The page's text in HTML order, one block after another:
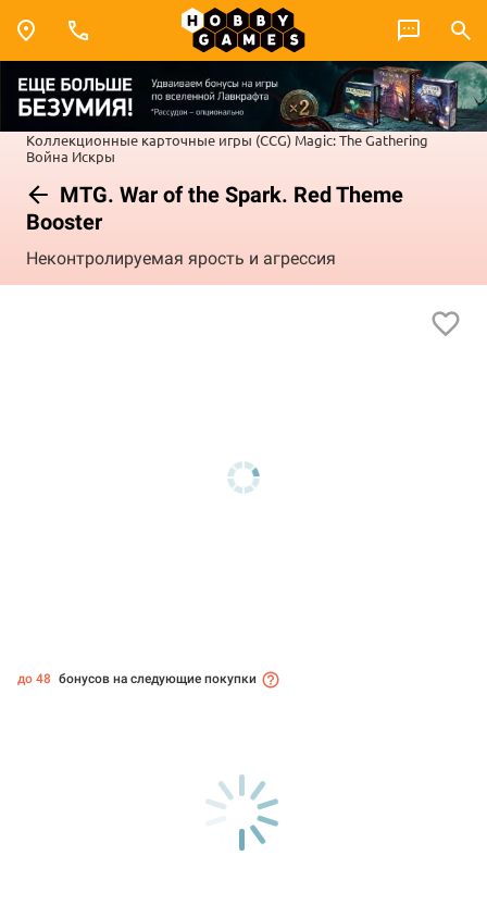
Коллекционные карточные игры (CCG) Magic: The Gathering
Война Искры
MTG. War of the Spark. Red Theme
Booster
Неконтролируемая ярость и агрессия
до 48 бонусов на следующие покупки